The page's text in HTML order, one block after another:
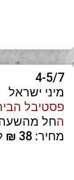
4-5/7
מיני ישראל
פסטיבל הבירה
החל מהשעה
מחיר: 38 ₪ לאדם (כולל כוס זכוכית ושובר לשתי טעימות)